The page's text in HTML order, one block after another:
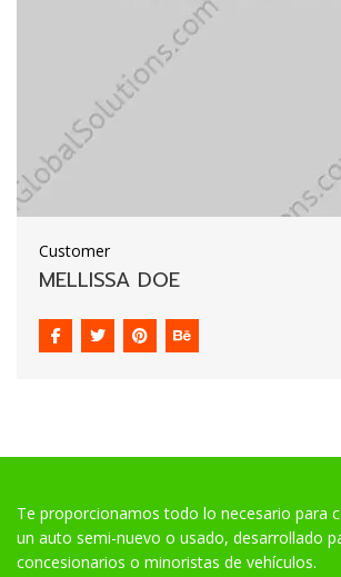
Customer
MELLISSA DOE
Te proporcionamos todo lo necesario para
un auto semi-nuevo o usado, desarrollado
concesionarios o minoristas de vehículos.